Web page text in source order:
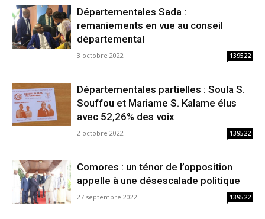
Départementales Sada :
remaniements en vue au conseil
départemental
3 octobre 2022 139522
Départementales partielles : Soula S.
Souffou et Mariame S. Kalame élus
avec 52,26% des voix
2 octobre 2022 139522
Comores : un ténor de l’opposition
appelle à une désescalade politique
27 septembre 2022 139522